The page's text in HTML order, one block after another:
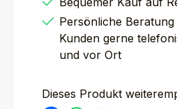
Persönliche
Kunden gerne
und vor Ort
Dieses Produkt